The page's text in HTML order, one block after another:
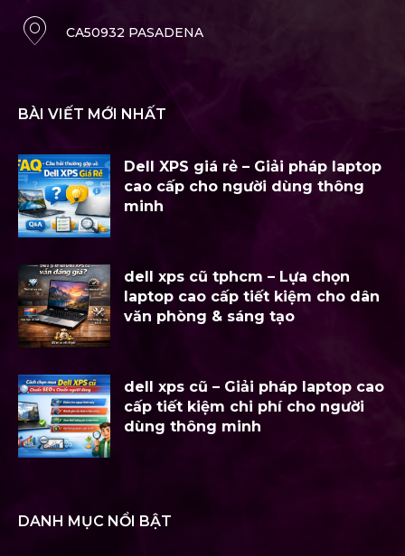
CA50932 PASADENA
BÀI VIẾT MỚI NHẤT
Dell XPS giá rẻ – Giải pháp laptop
cao cấp cho người dùng thông
minh
dell xps cũ tphcm – Lựa chọn
laptop cao cấp tiết kiệm cho dân
văn phòng & sáng tạo
dell xps cũ – Giải pháp laptop cao
cấp tiết kiệm chi phí cho người
dùng thông minh
DANH MỤC NỔI BẬT